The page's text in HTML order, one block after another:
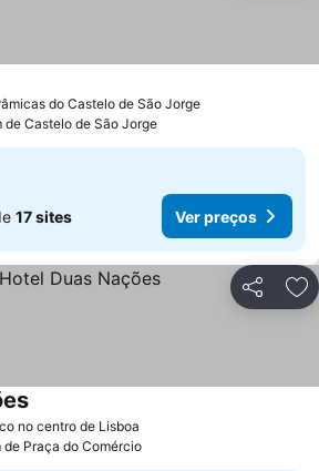
do Castelo de São Jorge
de Castelo de São Jorge
17 sites Ver preços
Partilhar
no centro de Lisboa
de Praça do Comércio